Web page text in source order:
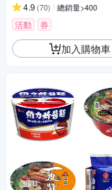
4.9 (70) 總銷量>400
活動 券
加入購物車